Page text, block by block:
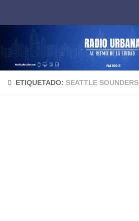
ETIQUETADO: SEATTLE SOUNDERS